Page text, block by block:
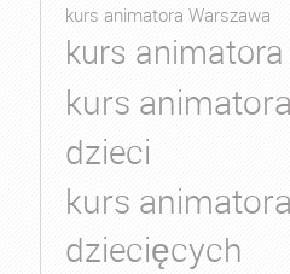
kurs animatora Warszawa
kurs
kurs
dzieci
kurs
dziecięcych